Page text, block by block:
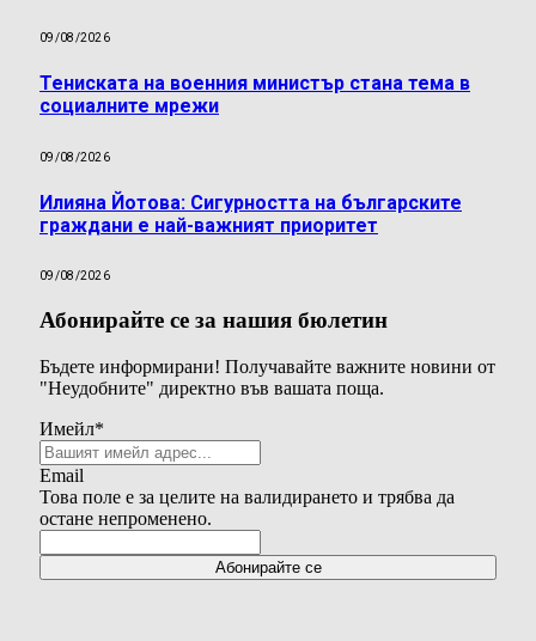
09/08/2026
Тениската на военния министър стана тема в
социалните мрежи
09/08/2026
Илияна Йотова: Сигурността на българските
граждани е най-важният приоритет
09/08/2026
Абонирайте се за нашия бюлетин
Бъдете информирани! Получавайте важните новини от
"Неудобните" директно във вашата поща.
Имейл*
Email
Това поле е за целите на валидирането и трябва да
остане непроменено.